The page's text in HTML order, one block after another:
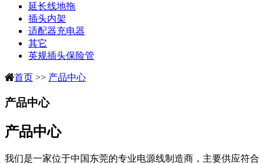
延长线地拖
插头内架
适配器充电器
其它
英规插头保险管
首页 >> 产品中心
产品中心
产品中心
我们是一家位于中国东莞的专业电源线制造商，主要供应符合